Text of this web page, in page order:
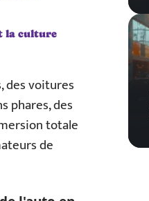
la culture
des voitures
phares, des
totale
de